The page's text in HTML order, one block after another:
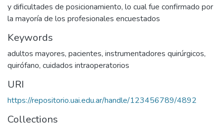
y dificultades de posicionamiento, lo cual fue confirmado por
la mayoría de los profesionales encuestados
Keywords
adultos mayores, pacientes, instrumentadores quirúrgicos,
quirófano, cuidados intraoperatorios
URI
https://repositorio.uai.edu.ar/handle/123456789/4892
Collections